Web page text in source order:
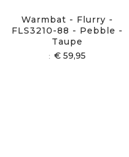
Warmbat - Flurry -
FLS3210-88 - Pebble -
Taupe
€ 59,95